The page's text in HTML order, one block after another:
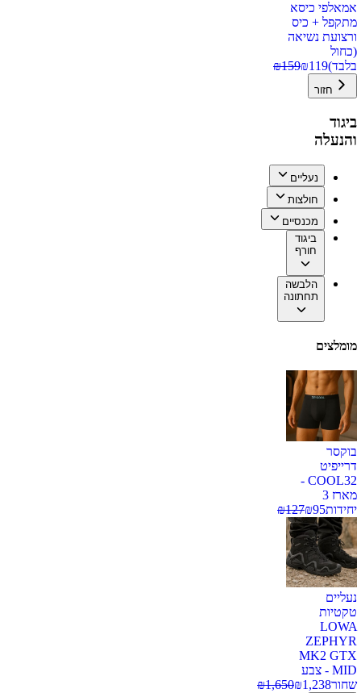
אמאלפי כיסא
מתקפל + כיס
ורצועת נשיאה
(כחול
בלבד)
₪119
₪159
חזור
ביגוד
והנעלה
נעליים
חולצות
מכנסיים
ביגוד
חורף
הלבשה
תחתונה
מומלצים
בוקסר
דרייפיט
COOL32 -
מארז 3
יחידות
₪95
₪127
נעליים
טקטיות
LOWA
ZEPHYR
MK2 GTX
MID - צבע
שחור
₪1,238
₪1,650